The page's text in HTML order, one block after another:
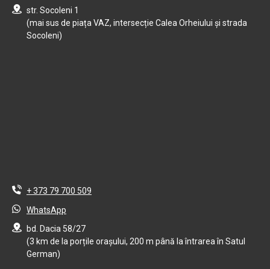
str. Socoleni 1
(mai sus de piața VAZ, intersecție Calea Orheiului și strada
Socoleni)
+ 373 79 700 509
WhatsApp
bd. Dacia 58/27
(3 km de la porțile orașului, 200 m până la întrarea în Satul
German)